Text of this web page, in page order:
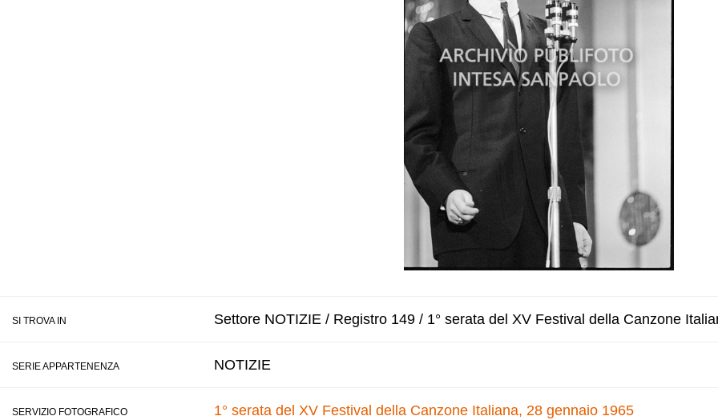
SI TROVA IN Settore NOTIZIE / Registro 149 / 1° serata del XV Festival della Canzone
SERIE APPARTENENZA NOTIZIE
SERVIZIO FOTOGRAFICO 1° serata del XV Festival della Canzone Italiana, 28 gennaio 1965